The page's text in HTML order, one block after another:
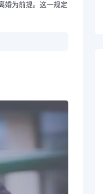
婚为前提。这一规定